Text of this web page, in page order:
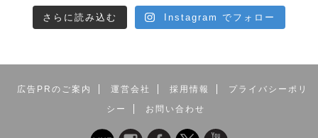
さらに読み込む Instagram でフォロー
広告PRのご案内 運営会社 採用情報
プライバシーポリ
シー
お問い合わせ